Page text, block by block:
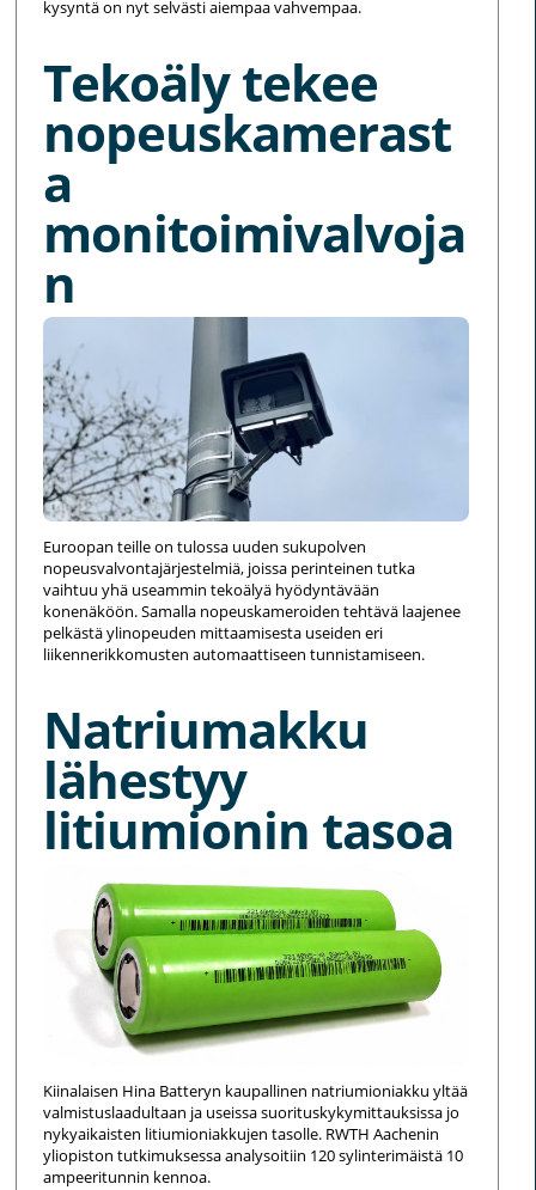
kysyntä on nyt selvästi aiempaa vahvempaa.
Tekoäly tekee
nopeuskamerast
a
monitoimivalvoja
n
Euroopan teille on tulossa uuden sukupolven
nopeusvalvontajärjestelmiä, joissa perinteinen tutka
vaihtuu yhä useammin tekoälyä hyödyntävään
konenäköön. Samalla nopeuskameroiden tehtävä laajenee
pelkästä ylinopeuden mittaamisesta useiden eri
liikennerikkomusten automaattiseen tunnistamiseen.
Natriumakku
lähestyy
litiumionin tasoa
Kiinalaisen Hina Batteryn kaupallinen natriumioniakku yltää
valmistuslaadultaan ja useissa suorituskykymittauksissa jo
nykyaikaisten litiumioniakkujen tasolle. RWTH Aachenin
yliopiston tutkimuksessa analysoitiin 120 sylinterimäistä 10
ampeeritunnin kennoa.